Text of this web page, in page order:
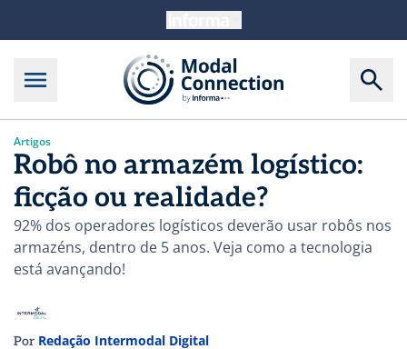
Artigos
Robô no armazém logístico:
ficção ou realidade?
92% dos operadores logísticos deverão usar robôs nos
armazéns, dentro de 5 anos. Veja como a tecnologia
está avançando!
Por Redação Intermodal Digital